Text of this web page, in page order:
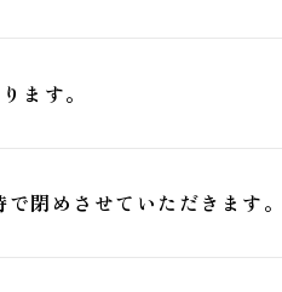
ます。
閉めさせていただきます。